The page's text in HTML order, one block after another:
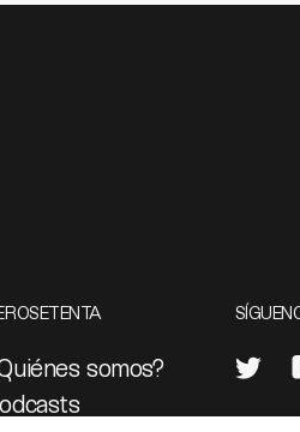
somos?